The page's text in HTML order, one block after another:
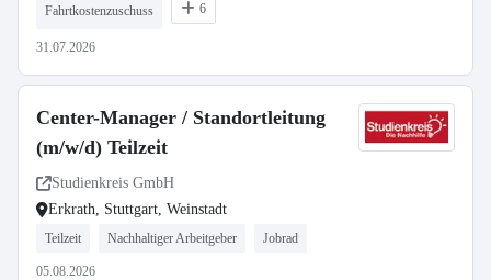
Fahrtkostenzuschuss 6
31.07.2026
Center-Manager / Standortleitung
(m/w/d) Teilzeit
Studienkreis GmbH
Erkrath, Stuttgart, Weinstadt
Teilzeit Nachhaltiger Arbeitgeber Jobrad
05.08.2026